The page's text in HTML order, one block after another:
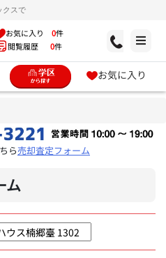
クスで
お気に入り 0件
閲覧履歴 0件
お気に入り
ら売却査定フォーム
ム